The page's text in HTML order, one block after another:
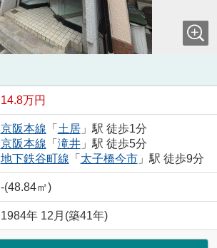
14.8万円
京阪本線 「 土居」駅 徒歩1分
京阪本線 「 滝井」駅 徒歩5分
地下鉄谷町線 「 太子橋今市」駅 徒歩9分
-(48.84㎡)
1984年 12月(築41年)